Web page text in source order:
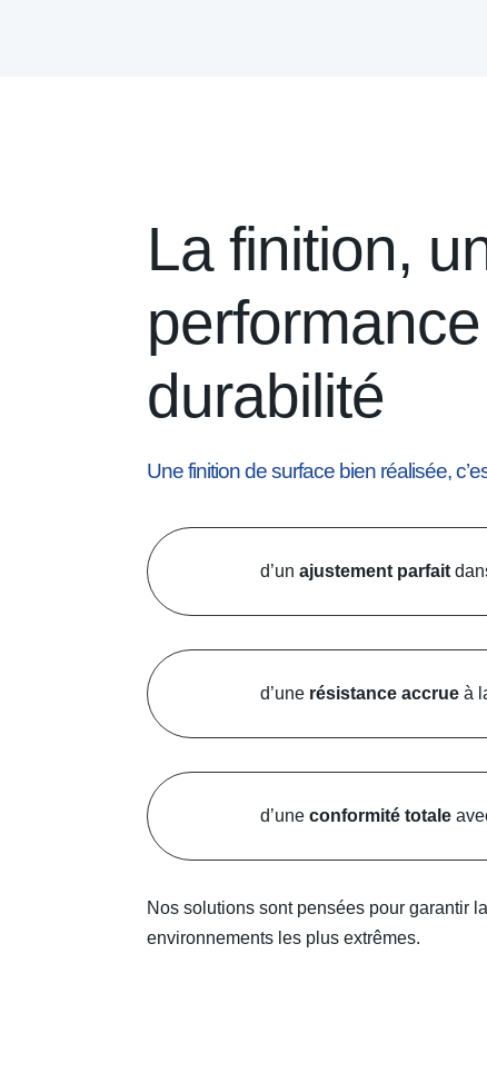
La finition,
durabilité
Une finition de surface bien réalisée,
d’unajustement parfait
d’une résistance accrue à
d’uneconformité totale
Nos solutions sont pensées pour garantir
environnements les plus extrêmes.